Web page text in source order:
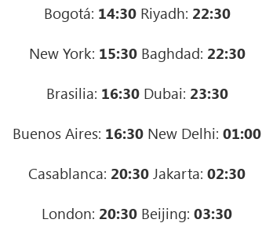
Bogotá: 14:30Riyadh: 22:30
New York: 15:30Baghdad: 22:30
Brasilia: 16:30Dubai: 23:30
Buenos Aires: 16:30 New Delhi:01:00
Casablanca: 20:30 Jakarta:02:30
London: 20:30 Beijing:03:30